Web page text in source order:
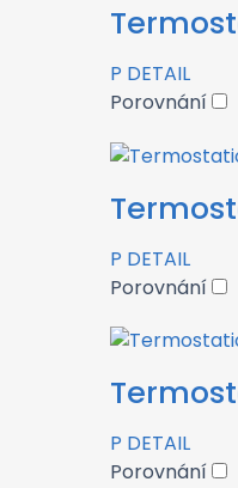
P DETAIL
Porovnání
P DETAIL
Porovnání
P DETAIL
Porovnání